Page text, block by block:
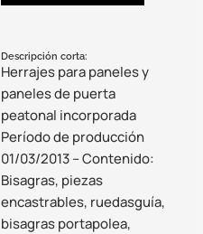
Descripción corta:
Herrajes para paneles y
paneles de puerta
peatonal incorporada
Período de producción
01/03/2013 – Contenido:
Bisagras, piezas
encastrables, ruedasguía,
bisagras portapolea,